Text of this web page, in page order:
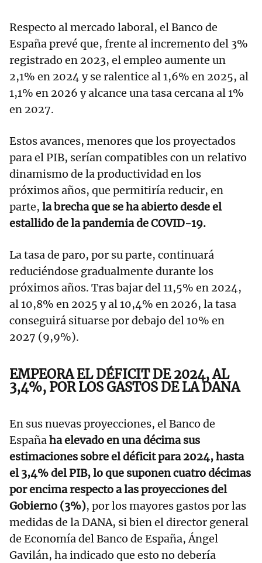
Respecto al mercado laboral, el Banco de
España prevé que, frente al incremento del 3%
registrado en 2023, el empleo aumente un
2,1% en 2024 y se ralentice al 1,6% en 2025, al
1,1% en 2026 y alcance una tasa cercana al 1%
en 2027.
Estos avances, menores que los proyectados
para el PIB, serían compatibles con un relativo
dinamismo de la productividad en los
próximos años, que permitiría reducir, en
parte, la brecha que se ha abierto desde el
estallido de la pandemia de COVID-19.
La tasa de paro, por su parte, continuará
reduciéndose gradualmente durante los
próximos años. Tras bajar del 11,5% en 2024,
al 10,8% en 2025 y al 10,4% en 2026, la tasa
conseguirá situarse por debajo del 10% en
2027 (9,9%).
EMPEORA EL DÉFICIT DE 2024, AL
3,4%, POR LOS GASTOS DE LA DANA
En sus nuevas proyecciones, el Banco de
Españaha elevado en una décima sus
estimaciones sobre el déficit para 2024, hasta
el 3,4% del PIB, lo que suponen cuatro décimas
por encima respecto a las proyecciones del
Gobierno (3%), por los mayores gastos por las
medidas de la DANA, si bien el director general
de Economía del Banco de España, Ángel
Gavilán, ha indicado que esto no debería